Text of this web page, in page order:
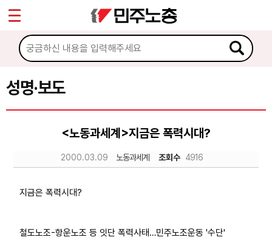
성명·보도
<노동과세계>지금은 폭력시대?
2000.03.09 노동과세계 조회수 4916
지금은 폭력시대?
철도노조-항운노조 등 잇단 폭력사태…민주노조운동 '수단'
마이페이지
소개
소식
공지사항
노동상담
자료
Sketchbook5, 스케치북5
Sketchbook5, 스케치북5